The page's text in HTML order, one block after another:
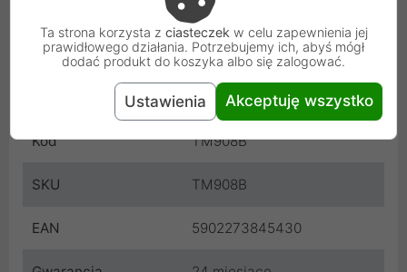
Typ
Moduł - wypełnienie ramki
szklanej lub aluminiowej
Touchme
Kod TM908B
SKU TM908B
EAN 5902273845430
Ta strona korzysta z ciasteczek w celu zapewnienia jej
prawidłowego działania. Potrzebujemy ich, abyś mógł
dodać produkt do koszyka albo się zalogować.
Ustawienia Akceptuję wszystko